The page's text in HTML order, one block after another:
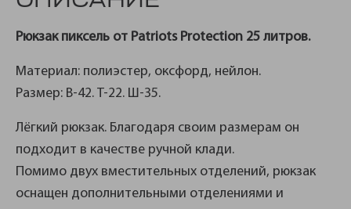
Рюкзак пиксель от Patriots Protection 25 литров.
Материал: полиэстер, оксфорд, нейлон.
Размер: В-42. Т-22. Ш-35.
Лёгкий рюкзак. Благодаря своим размерам он
подходит в качестве ручной клади.
Помимо двух вместительных отделений, рюкзак
оснащен дополнительными отделениями и